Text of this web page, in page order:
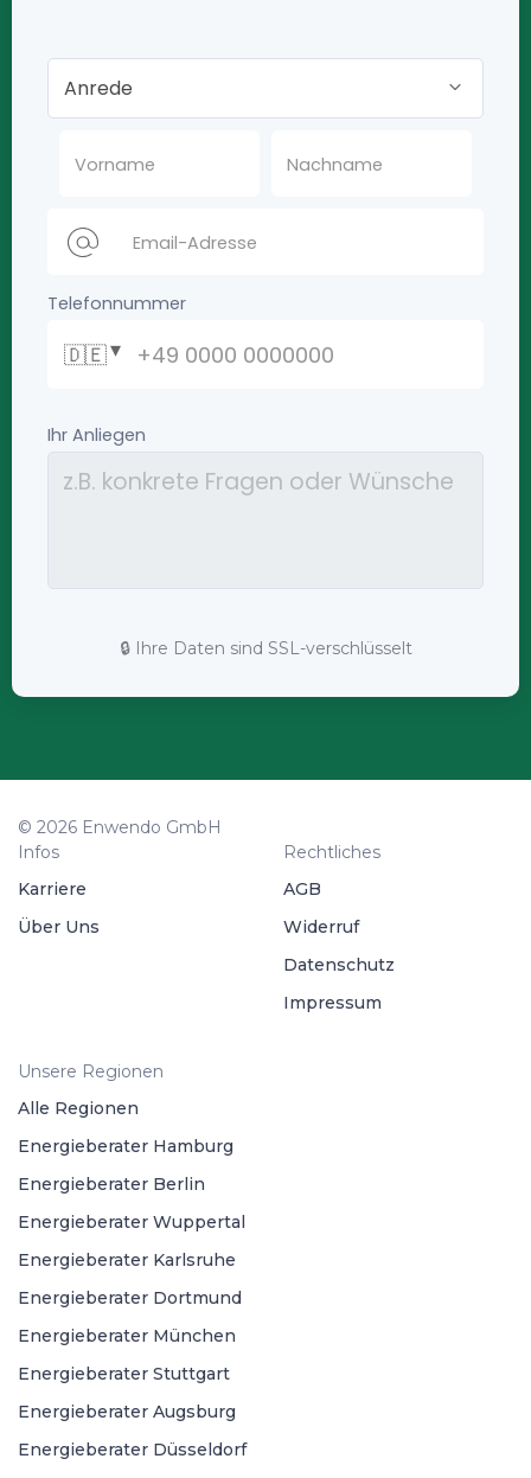
🔒 Ihre Daten sind SSL-verschlüsselt
© 2026 Enwendo GmbH
Infos
Karriere
Über Uns
Rechtliches
AGB
Widerruf
Datenschutz
Impressum
Unsere Regionen
Alle Regionen
Energieberater Hamburg
Energieberater Berlin
Energieberater Wuppertal
Energieberater Karlsruhe
Energieberater Dortmund
Energieberater München
Energieberater Stuttgart
Energieberater Augsburg
Energieberater Düsseldorf